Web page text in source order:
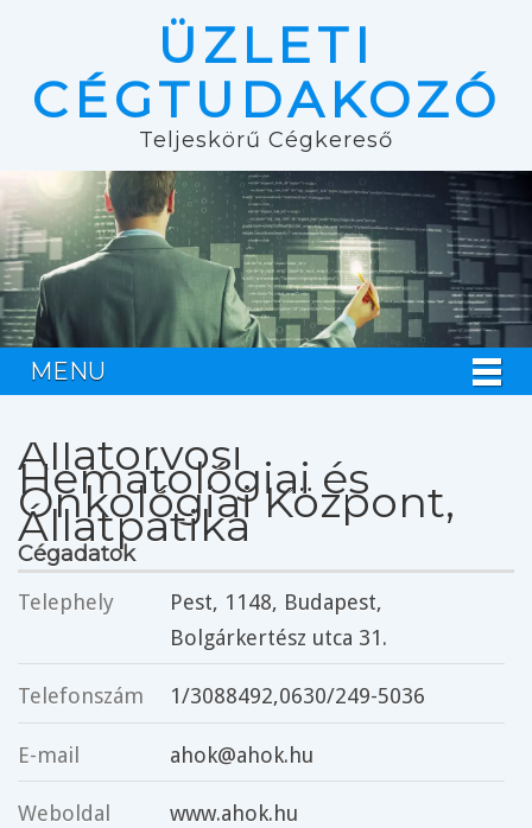
ÜZLETI
CÉGTUDAKOZÓ
Teljeskörű Cégkereső
MENU
Állatorvosi
Hematológiai és
Onkológiai Központ,
Állatpatika
Cégadatok
Telephely Pest, 1148, Budapest,
Bolgárkertész utca 31.
Telefonszám 1/3088492,0630/249-5036
E-mail ahok@ahok.hu
Weboldal www.ahok.hu